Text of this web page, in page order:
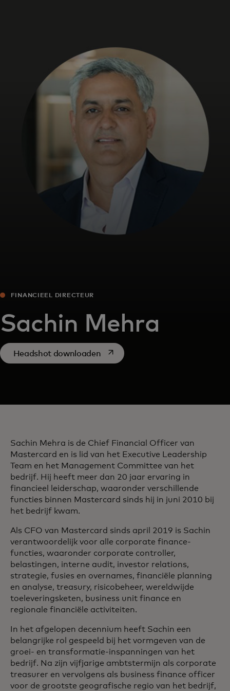
Voor bedrijven
Voor de wereld
Voor innovators
Nieuws en trends
FINANCIEEL DIRECTEUR
Sachin Mehra
Headshot downloadenopens in a new tab
Sachin Mehra is de Chief Financial Officer van
Mastercard en is lid van het Executive Leadership
Team en het Management Committee van het
bedrijf. Hij heeft meer dan 20 jaar ervaring in
financieel leiderschap, waaronder verschillende
functies binnen Mastercard sinds hij in juni 2010 bij
het bedrijf kwam.
Als CFO van Mastercard sinds april 2019 is Sachin
verantwoordelijk voor alle corporate finance-
functies, waaronder corporate controller,
belastingen, interne audit, investor relations,
strategie, fusies en overnames, financiële planning
en analyse, treasury, risicobeheer, wereldwijde
toeleveringsketen, business unit finance en
regionale financiële activiteiten.
In het afgelopen decennium heeft Sachin een
belangrijke rol gespeeld bij het vormgeven van de
groei- en transformatie-inspanningen van het
bedrijf. Na zijn vijfjarige ambtstermijn als corporate
treasurer en vervolgens als business finance officer
voor de grootste geografische regio van het bedrijf,